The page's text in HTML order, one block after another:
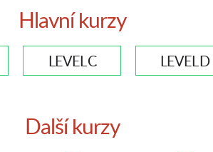
Hlavní kurzy
LEVEL C LEVEL D
Další kurzy